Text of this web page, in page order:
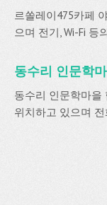
르쏠레이475카페
으며 전기, Wi-Fi 등
동수리 인문학
동수리 인문학마을
위치하고 있으며